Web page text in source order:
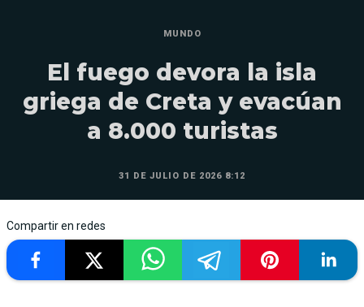
MUNDO
El fuego devora la isla
griega de Creta y evacúan
a 8.000 turistas
31 DE JULIO DE 2026 8:12
Compartir en redes